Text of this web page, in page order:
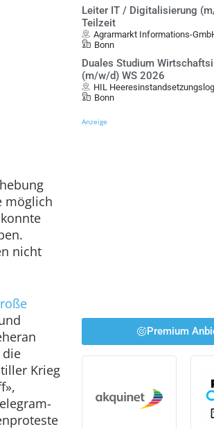
möglich
nicht
die
Krieg
Leiter IT / Digitalisierung
Teilzeit
Agrarmarkt Informations-
Bonn
Duales Studium
(m/w/d) WS 2026
HIL
Bonn
Anzeige
Premium